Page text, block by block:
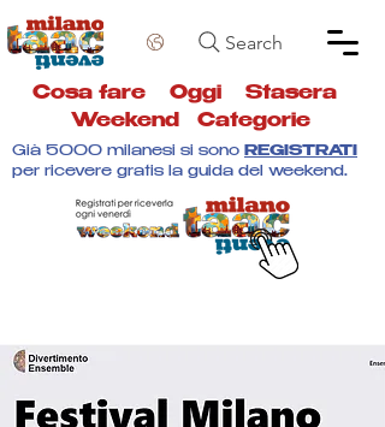
Search
Cosa fare Oggi Stasera
Weekend
Categorie
Già 5000 milanesi si sono REGISTRATI
per ricevere gratis la guida del weekend.